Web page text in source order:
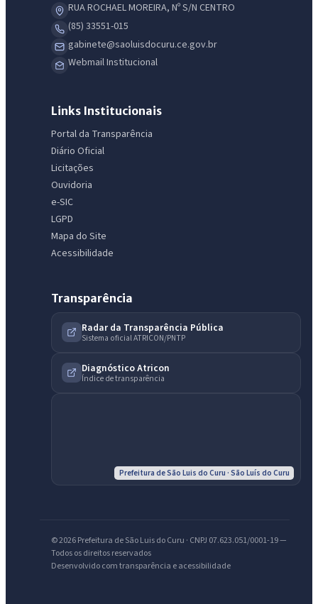
RUA ROCHAEL MOREIRA, Nº S/N CENTRO
(85) 33551-015
gabinete@saoluisdocuru.ce.gov.br
Webmail Institucional
Links Institucionais
Portal da Transparência
Diário Oficial
Licitações
Ouvidoria
e-SIC
LGPD
Mapa do Site
Acessibilidade
Transparência
Radar da Transparência Pública
Sistema oficial ATRICON/PNTP
Diagnóstico Atricon
Índice de transparência
Prefeitura de São Luis do Curu · São Luís do Curu
© 2026 Prefeitura de São Luis do Curu · CNPJ 07.623.051/0001-19 —
Todos os direitos reservados
Desenvolvido com transparência e acessibilidade
Olá. Pergunte sobre serviços, notícias, legislação, Diário Oficial,
licitações, estrutura ou transparência do município.